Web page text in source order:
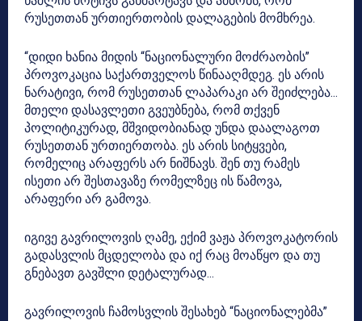
რუსეთთან ურთიერთობის დალაგების მომხრეა.
“დიდი ხანია მიდის “ნაციონალური მოძრაობის”
პროვოკაცია საქართველოს წინააღმდეგ. ეს არის
ნარატივი, რომ რუსეთთან ლაპარაკი არ შეიძლება…
მთელი დასავლეთი გვეუბნება, რომ თქვენ
პოლიტიკურად, მშვიდობიანად უნდა დაალაგოთ
რუსეთთან ურთიერთობა. ეს არის სიტყვები,
რომელიც არაფერს არ ნიშნავს. შენ თუ რამეს
ისეთი არ შესთავაზე რომელზეც ის წამოვა,
არაფერი არ გამოვა.
იგივე გავრილოვის ღამე, ექიმ ვაჟა პროვოკატორის
გადასვლის მცდელობა და იქ რაც მოაწყო და თუ
გნებავთ გავშლი დეტალურად…
გავრილოვის ჩამოსვლის შესახებ “ნაციონალებმა”